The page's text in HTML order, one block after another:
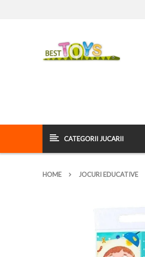
CATEGORII JUCARII
HOME JOCURI EDUCATIVE